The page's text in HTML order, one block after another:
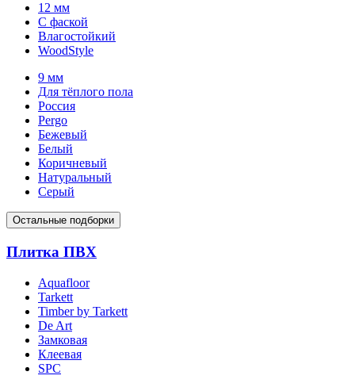
12 мм
С фаской
Влагостойкий
WoodStyle
9 мм
Для тёплого пола
Россия
Pergo
Бежевый
Белый
Коричневый
Натуральный
Серый
Остальные подборки
Плитка ПВХ
Aquafloor
Tarkett
Timber by Tarkett
De Art
Замковая
Клеевая
SPC